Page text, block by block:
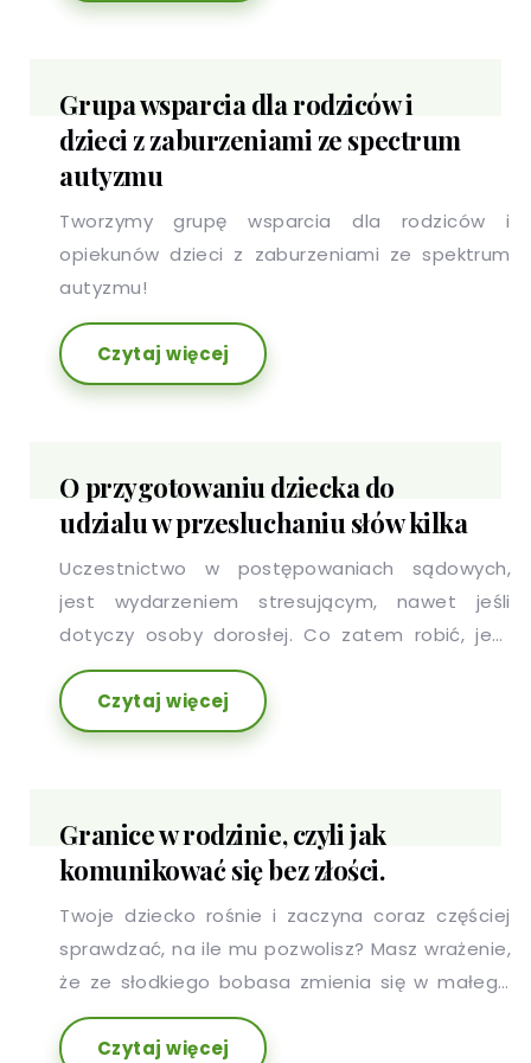
Grupa wsparcia dla rodziców i
dzieci z zaburzeniami ze spectrum
autyzmu
Tworzymy grupę wsparcia dla rodziców i
opiekunów dzieci z zaburzeniami ze spektrum
autyzmu!
Czytaj więcej
O przygotowaniu dziecka do
udzialu w przesluchaniu słów kilka
Uczestnictwo w postępowaniach sądowych,
jest wydarzeniem stresującym, nawet jeśli
dotyczy osoby dorosłej. Co zatem robić, jeśli
przesłuchiwane musi być dziecko?
Czytaj więcej
Granice w rodzinie, czyli jak
komunikować się bez złości.
Twoje dziecko rośnie i zaczyna coraz częściej
sprawdzać, na ile mu pozwolisz? Masz wrażenie,
że ze słodkiego bobasa zmienia się w małego
łobuza? A może Twój przedszkolak rzadko z
entuzjazmem reaguje na to, o co go poprosisz?
Czytaj więcej